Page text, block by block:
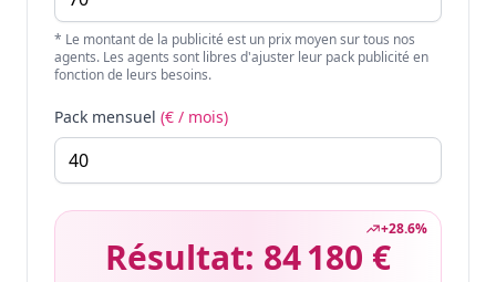
* Le montant de la publicité est un prix moyen sur tous nos
agents. Les agents sont libres d'ajuster leur pack publicité en
fonction de leurs besoins.
Pack mensuel (€ / mois)
+28.6%
Résultat: 84 180 €